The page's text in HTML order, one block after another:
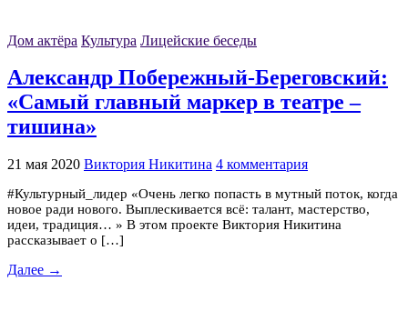
Дом актёра Культура Лицейские беседы
Александр Побережный-Береговский:
«Самый главный маркер в театре –
тишина»
21 мая 2020 Виктория Никитина 4 комментария
#Культурный_лидер «Очень легко попасть в мутный поток, когда
новое ради нового. Выплескивается всё: талант, мастерство,
идеи, традиция… » В этом проекте Виктория Никитина
рассказывает о […]
Далее →